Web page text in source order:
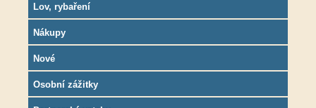
Lov, rybaření
Nákupy
Nové
Osobní zážitky